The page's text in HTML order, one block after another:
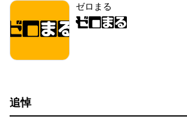
ゼロまる
追悼